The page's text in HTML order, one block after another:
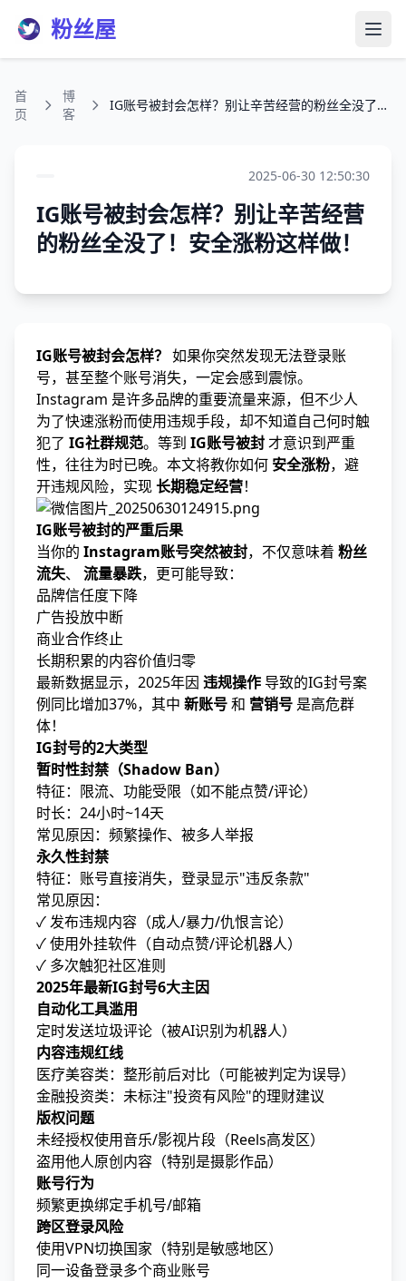
粉丝屋 打开
首
页
博
客
IG账号被封会怎样？别让辛苦经营的粉丝全没了！安全涨粉这样做！
2025-06-30 12:50:30
IG账号被封会怎样？别让辛苦经营
的粉丝全没了！安全涨粉这样做！
IG账号被封会怎样？ 如果你突然发现无法登录账
号，甚至整个账号消失，一定会感到震惊。
Instagram 是许多品牌的重要流量来源，但不少人
为了快速涨粉而使用违规手段，却不知道自己何时触
犯了 IG社群规范。等到 IG账号被封才意识到严重
性，往往为时已晚。本文将教你如何 安全涨粉，避
开违规风险，实现长期稳定经营！
IG账号被封的严重后果
当你的 Instagram账号突然被封，不仅意味着 粉丝
流失、 流量暴跌，更可能导致：
品牌信任度下降
广告投放中断
商业合作终止
长期积累的内容价值归零
最新数据显示，2025年因 违规操作 导致的IG封号案
例同比增加37%，其中 新账号和 营销号 是高危群
体！
IG封号的2大类型
暂时性封禁（Shadow Ban）
特征：限流、功能受限（如不能点赞/评论）
时长：24小时~14天
常见原因：频繁操作、被多人举报
永久性封禁
特征：账号直接消失，登录显示"违反条款"
常见原因：
✓ 发布违规内容（成人/暴力/仇恨言论）
✓ 使用外挂软件（自动点赞/评论机器人）
✓ 多次触犯社区准则
2025年最新IG封号6大主因
自动化工具滥用
定时发送垃圾评论（被AI识别为机器人）
内容违规红线
医疗美容类：整形前后对比（可能被判定为误导）
金融投资类：未标注"投资有风险"的理财建议
版权问题
未经授权使用音乐/影视片段（Reels高发区）
盗用他人原创内容（特别是摄影作品）
账号行为
频繁更换绑定手机号/邮箱
跨区登录风险
使用VPN切换国家（特别是敏感地区）
同一设备登录多个商业账号